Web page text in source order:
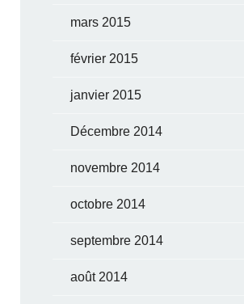
mars 2015
février 2015
janvier 2015
Décembre 2014
novembre 2014
octobre 2014
septembre 2014
août 2014